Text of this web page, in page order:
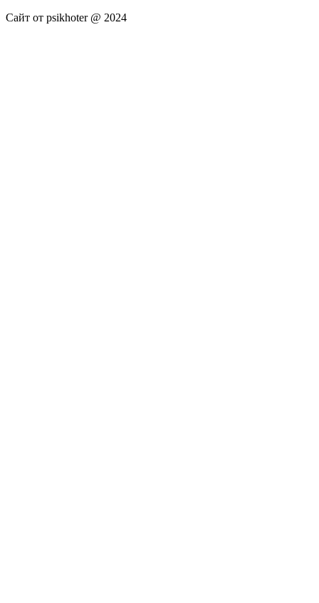
Сайт от psikhoter @ 2024